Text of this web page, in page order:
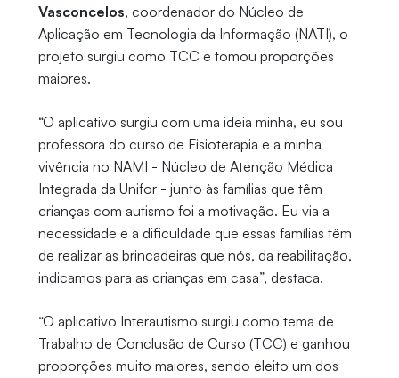
Vasconcelos, coordenador do Núcleo de
Aplicação em Tecnologia da Informação (NATI), o
projeto surgiu como TCC e tomou proporções
maiores.
“O aplicativo surgiu com uma ideia minha, eu sou
professora do curso de Fisioterapia e a minha
vivência no NAMI - Núcleo de Atenção Médica
Integrada da Unifor - junto às famílias que têm
crianças com autismo foi a motivação. Eu via a
necessidade e a dificuldade que essas famílias têm
de realizar as brincadeiras que nós, da reabilitação,
indicamos para as crianças em casa”, destaca.
“O aplicativo Interautismo surgiu como tema de
Trabalho de Conclusão de Curso (TCC) e ganhou
proporções muito maiores, sendo eleito um dos